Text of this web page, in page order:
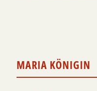
MARIA KÖNIGIN